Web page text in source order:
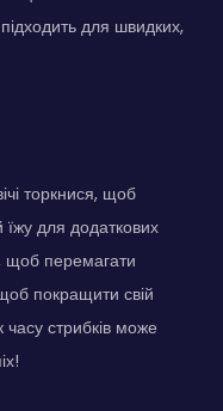
для швидких,
торкнися, щоб
їжу для додаткових
щоб перемагати
покращити свій
стрибків може